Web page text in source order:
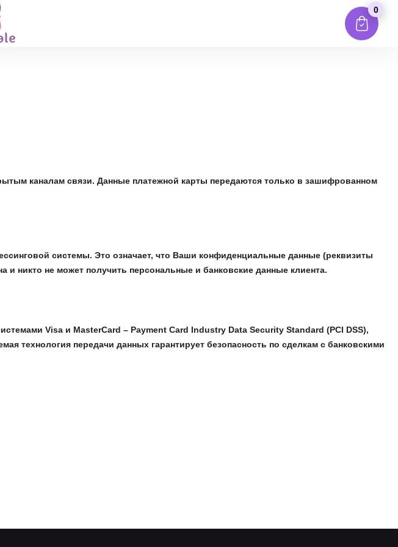
0
каналам связи. Данные платежной карты передаются только в зашифрованном
системы. Это означает, что Ваши конфиденциальные данные (реквизиты
никто не может получить персональные и банковские данные клиента.
Visa и MasterCard – Payment Card Industry Data Security Standard (PCI DSS),
технология передачи данных гарантирует безопасность по сделкам с банковскими